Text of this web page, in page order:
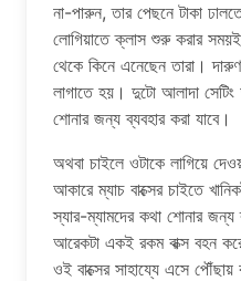
না-পারুন, তার পেছনে টাকা
লোগিয়াতে ক্লাস শুরু করার সময়ই
থেকে কিনে এনেছেন তারা।
লাগাতে হয়। দুটো আলাদা
শোনার জন্য ব্যবহার করা যাবে।
অথবা চাইলে ওটাকে লাগিয়ে
আকারে ম্যাচ বাক্সের চাইতে
স্যার-ম্যামদের কথা শোনার
আরেকটা একই রকম বাক্স বহন
ওই বাক্সের সাহায্যে এসে